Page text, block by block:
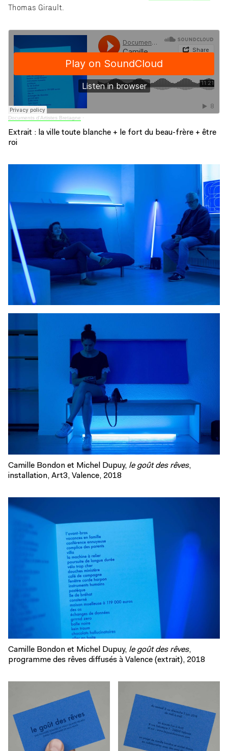
Thomas Girault.
Documents d'Artistes Bretagne ·
Extrait : la ville toute blanche + le fort du beau-frère + être
roi
Camille Bondon et Michel Dupuy, le goût des rêves,
installation, Art3, Valence, 2018
Camille Bondon et Michel Dupuy, le goût des rêves,
programme des rêves diffusés à Valence (extrait), 2018